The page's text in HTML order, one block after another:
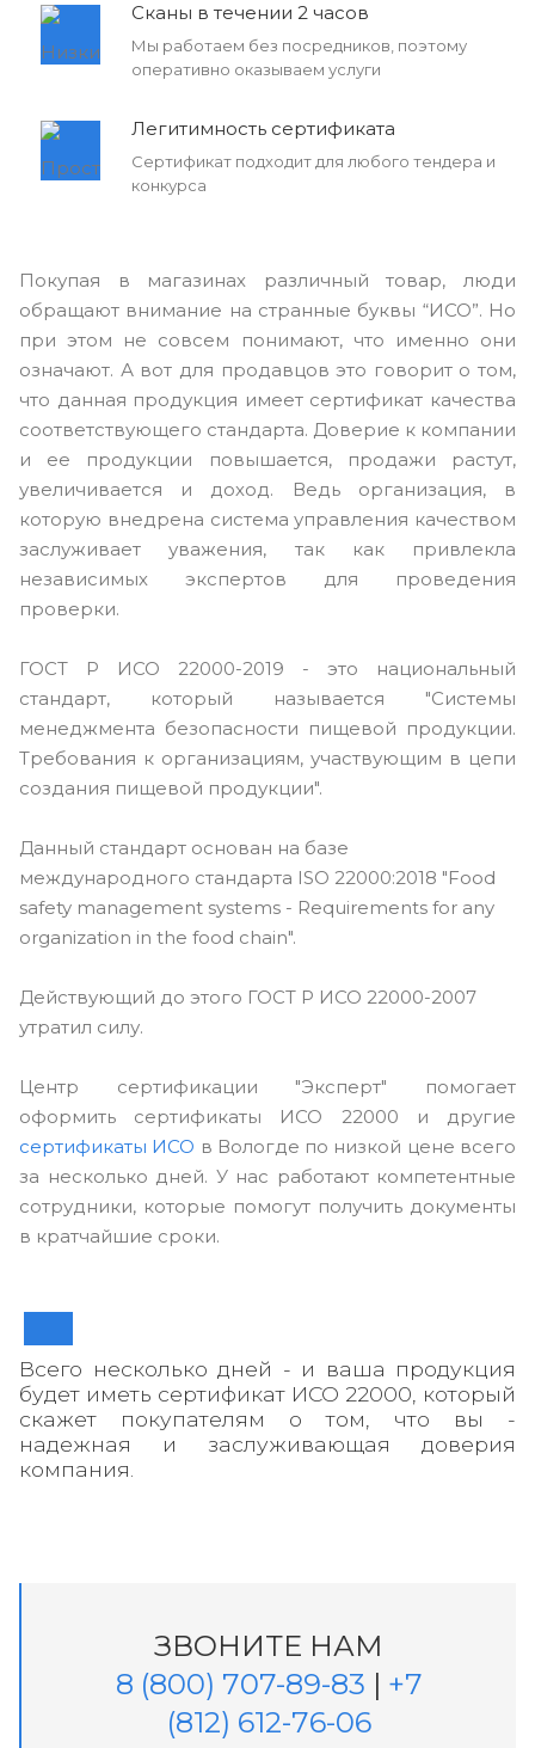
Сканы в течении 2 часов
Мы работаем без посредников, поэтому
оперативно оказываем услуги
Легитимность сертификата
Сертификат подходит для любого тендера и
конкурса
Покупая в магазинах различный товар, люди
обращают внимание на странные буквы “ИСО”. Но
при этом не совсем понимают, что именно они
означают. А вот для продавцов это говорит о том,
что данная продукция имеет сертификат качества
соответствующего стандарта. Доверие к компании
и ее продукции повышается, продажи растут,
увеличивается и доход. Ведь организация, в
которую внедрена система управления качеством
заслуживает уважения, так как привлекла
независимых экспертов для проведения
проверки.
ГОСТ Р ИСО 22000-2019 - это национальный
стандарт, который называется "Системы
менеджмента безопасности пищевой продукции.
Требования к организациям, участвующим в цепи
создания пищевой продукции".
Данный стандарт основан на базе
международного стандарта ISO 22000:2018 "Food
safety management systems - Requirements for any
organization in the food chain".
Действующий до этого ГОСТ Р ИСО 22000-2007
утратил силу.
Центр сертификации "Эксперт" помогает
оформить сертификаты ИСО 22000 и другие
сертификаты ИСО в Вологде по низкой цене всего
за несколько дней. У нас работают компетентные
сотрудники, которые помогут получить документы
в кратчайшие сроки.
Всего несколько дней - и ваша продукция
будет иметь сертификат ИСО 22000, который
скажет покупателям о том, что вы -
надежная и заслуживающая доверия
компания.
ЗВОНИТЕ НАМ
8 (800) 707-89-83 | +7
(812) 612-76-06